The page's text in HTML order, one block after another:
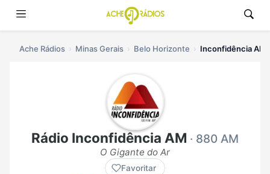
Ache Rádios Minas Gerais Belo Horizonte Inconfidência AM
Rádio Inconfidência AM · 880 AM
O Gigante do Ar
Favoritar